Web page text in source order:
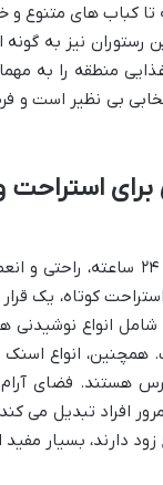
کباب های متنوع و
نیز به
منطقه را به
بی نظیر است و
مکانی برای
کافی شاپ هتل لندمارک ریکا،
کوتاه، یک
انواع
همچنین، انواع
هستند. فضای
افراد تبدیل می
دارند، بسیار